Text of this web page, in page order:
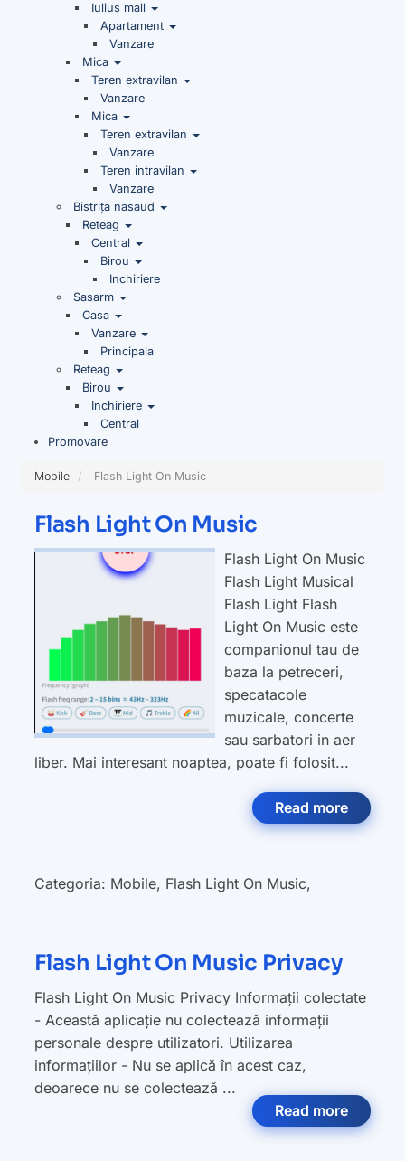
Iulius mall
Apartament
Vanzare
Mica
Teren extravilan
Vanzare
Mica
Teren extravilan
Vanzare
Teren intravilan
Vanzare
Bistrița nasaud
Reteag
Central
Birou
Inchiriere
Sasarm
Casa
Vanzare
Principala
Reteag
Birou
Inchiriere
Central
Promovare
Mobile Flash Light On Music
Flash Light On Music
Flash Light On Music
Flash Light Musical
Flash Light Flash
Light On Music este
companionul tau de
baza la petreceri,
specatacole
muzicale, concerte
sau sarbatori in aer
liber. Mai interesant noaptea, poate fi folosit...
Read more
Categoria: Mobile, Flash Light On Music,
Flash Light On Music Privacy
Flash Light On Music Privacy Informații colectate
- Această aplicație nu colectează informații
personale despre utilizatori. Utilizarea
informațiilor - Nu se aplică în acest caz,
deoarece nu se colectează ...
Read more